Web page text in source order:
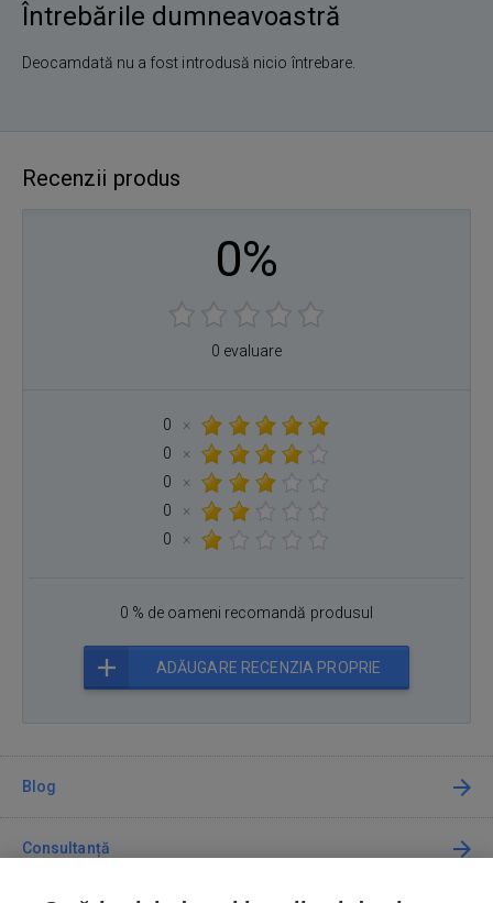
Întrebările dumneavoastră
Deocamdată nu a fost introdusă nicio întrebare.
Recenzii produs
0%
0 evaluare
0
×
0
×
0
×
0
×
0
×
0 % de oameni recomandă produsul
ADĂUGARE RECENZIA PROPRIE
Blog
Consultanță